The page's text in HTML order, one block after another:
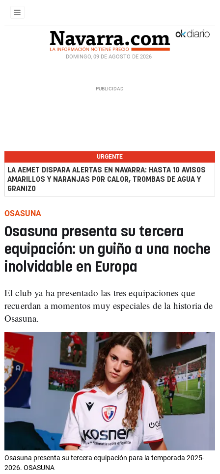
DOMINGO, 09 DE AGOSTO DE 2026
URGENTE
LA AEMET DISPARA ALERTAS EN NAVARRA: HASTA 10 AVISOS
AMARILLOS Y NARANJAS POR CALOR, TROMBAS DE AGUA Y
GRANIZO
OSASUNA
Osasuna presenta su tercera
equipación: un guiño a una noche
inolvidable en Europa
El club ya ha presentado las tres equipaciones que
recuerdan a momentos muy especiales de la historia de
Osasuna.
Osasuna presenta su tercera equipación para la temporada 2025-
2026. OSASUNA